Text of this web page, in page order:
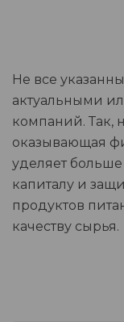
Не все
актуальными
компаний. Так,
оказывающая
уделяет
капиталу и
продуктов
качеству сырья.